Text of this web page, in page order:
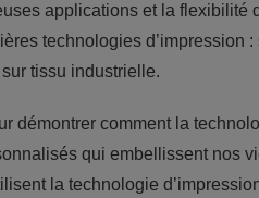
applications et la flexibilité
technologies d’impression
tissu industrielle.
démontrer comment la
qui embellissent nos
la technologie